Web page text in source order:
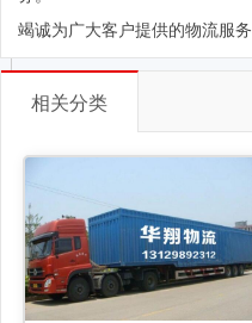
竭诚为广大客户提供的物流服务
相关分类